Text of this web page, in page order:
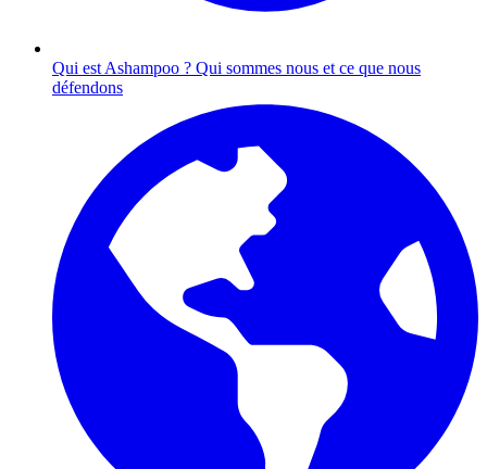
Qui est Ashampoo ? Qui sommes nous et ce que nous
défendons